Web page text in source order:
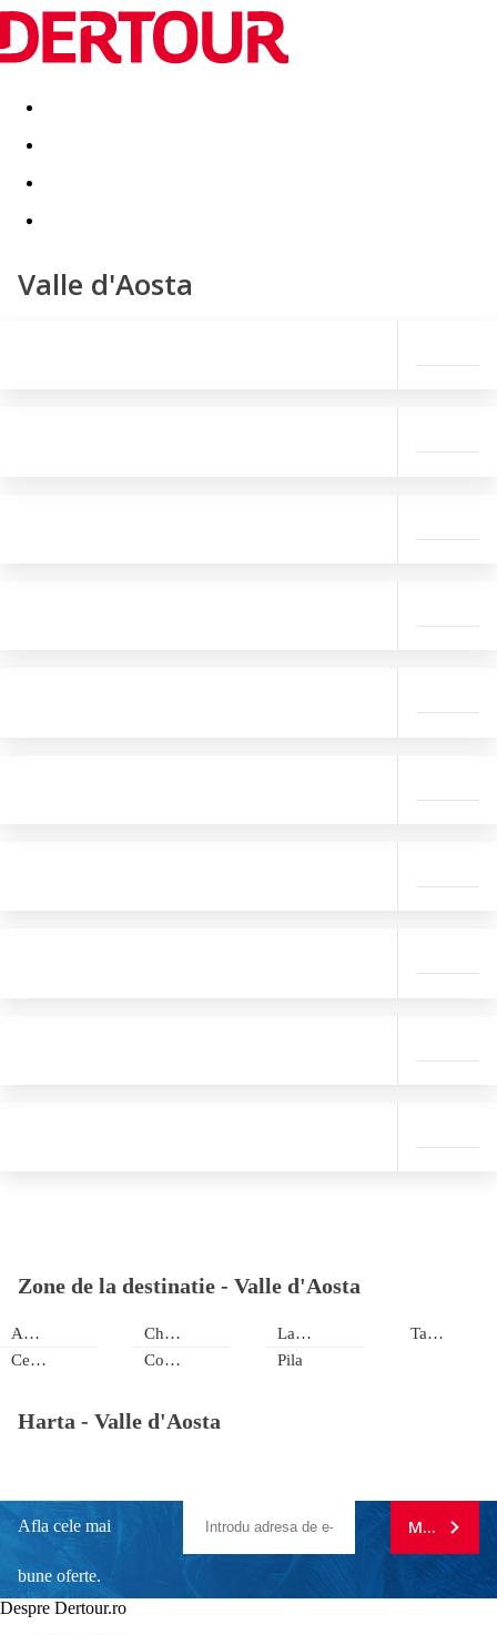
Destinatii Vacanta perfecta OFERTE DE NERATAT
Valle d'Aosta
Zone de la destinatie - Valle d'Aosta
Antey Saint André
Cervinia/Zermatt
Champoluc
Courmayeur
La Thuile
Pila
Tache
Harta - Valle d'Aosta
Afla cele mai
bune oferte.
MA
Despre Dertour.ro